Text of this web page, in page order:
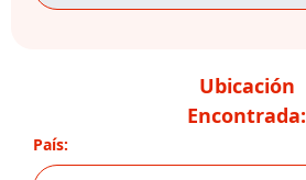
Ubicación
Encontrada:
País: